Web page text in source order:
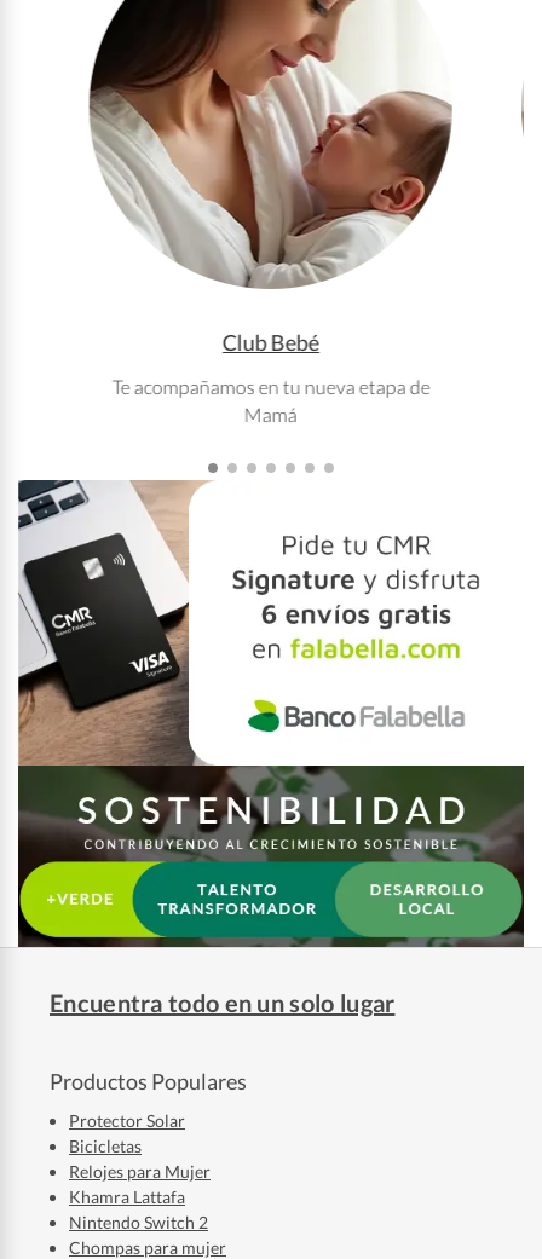
Club Bebé
Te acompañamos en tu nueva etapa de
Mamá
Encuentra todo en un solo lugar
Productos Populares
Protector Solar
Bicicletas
Relojes para Mujer
Khamra Lattafa
Nintendo Switch 2
Chompas para mujer